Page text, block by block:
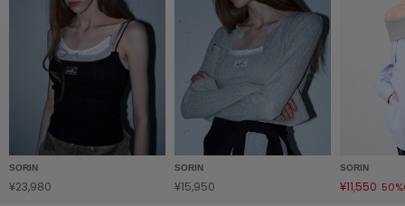
GRAMICCI
Henon.
へノン
HUNTER
ハンター
SORIN
¥23,980
SORIN
¥15,950
SORIN
¥11,550